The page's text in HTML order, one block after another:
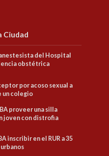
Ciudad
del Hospital
obstétrica
por acoso sexual a
un colegio
proveer una silla
joven con distrofia
inscribir en el RUR a 35